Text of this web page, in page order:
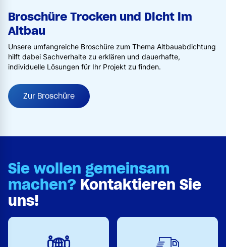
Broschüre Trocken und Dicht im
Altbau
Unsere umfangreiche Broschüre zum Thema Altbauabdichtung
hilft dabei Sachverhalte zu erklären und dauerhafte,
individuelle Lösungen für Ihr Projekt zu finden.
Zur Broschüre
Sie wollen gemeinsam
machen? Kontaktieren Sie
uns!